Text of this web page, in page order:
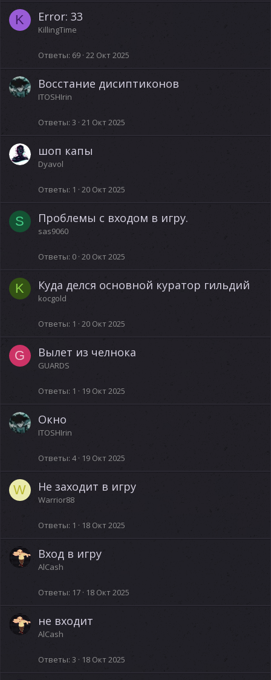
K Error: 33
KillingTime
Ответы 69 22 Окт 2025
Восстание дисиптиконов
ITOSHIrin
Ответы 3 21 Окт 2025
шоп капы
Dyavol
Ответы 1 20 Окт 2025
S Проблемы с входом в игру.
sas9060
Ответы 0 20 Окт 2025
K Куда делся основной куратор гильдий
kocgold
Ответы 1 20 Окт 2025
G Вылет из челнока
GUARDS
Ответы 1 19 Окт 2025
Окно
ITOSHIrin
Ответы 4 19 Окт 2025
W Не заходит в игру
Warrior88
Ответы 1 18 Окт 2025
Вход в игру
AlCash
Ответы 17 18 Окт 2025
не входит
AlCash
Ответы 3 18 Окт 2025